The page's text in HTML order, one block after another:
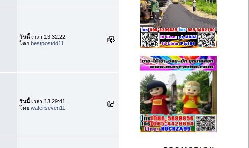
วันนี้เวลา 13:32:22
โดย bestpostdd11
วันนี้เวลา 13:29:41
โดย waterseven11